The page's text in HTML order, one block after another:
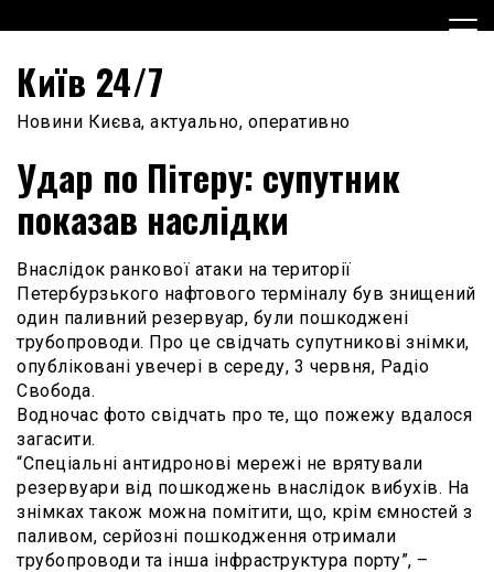
to
Київ 24/7
Новини Києва, актуально, оперативно
Удар по Пітеру: супутник
показав наслідки
Внаслідок ранкової атаки на території
Петербурзького нафтового терміналу був знищений
один паливний резервуар, були пошкоджені
трубопроводи. Про це свідчать супутникові знімки,
опубліковані увечері в середу, 3 червня, Радіо
Свобода.
Водночас фото свідчать про те, що пожежу вдалося
загасити.
“Спеціальні антидронові мережі не врятували
резервуари від пошкоджень внаслідок вибухів. На
знімках також можна помітити, що, крім ємностей з
паливом, серйозні пошкодження отримали
трубопроводи та інша інфраструктура порту”, –